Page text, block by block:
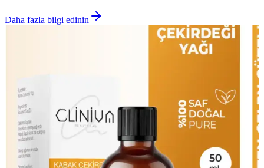
Daha fazla bilgi edinin